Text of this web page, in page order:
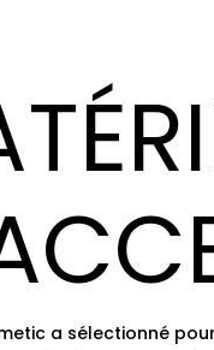
a sélectionné